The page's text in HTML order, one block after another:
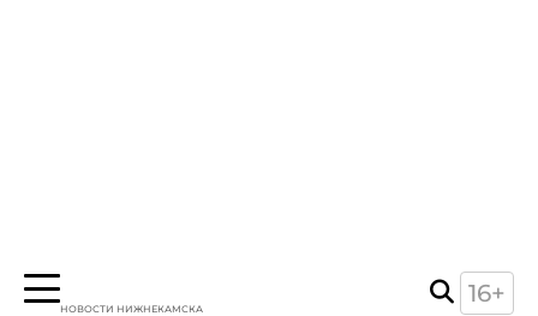
НОВОСТИ НИЖНЕКАМСКА
16+